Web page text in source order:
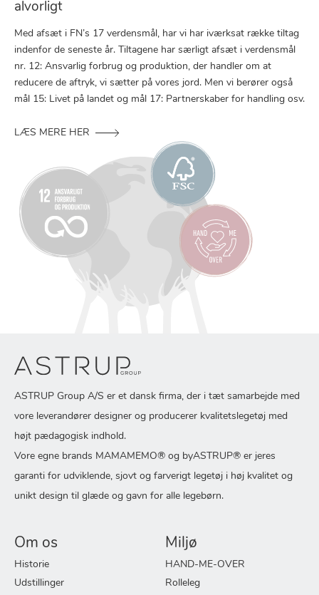
alvorligt
Med afsæt i FN’s 17 verdensmål, har vi har iværksat række tiltag
indenfor de seneste år. Tiltagene har særligt afsæt i verdensmål
nr. 12: Ansvarlig forbrug og produktion, der handler om at
reducere de aftryk, vi sætter på vores jord. Men vi berører også
mål 15: Livet på landet og mål 17: Partnerskaber for handling osv.
LÆS MERE HER
ASTRUP Group A/S er et dansk firma, der i tæt samarbejde med
vore leverandører designer og producerer kvalitetslegetøj med
højt pædagogisk indhold.
Vore egne brands MAMAMEMO® og byASTRUP® er jeres
garanti for udviklende, sjovt og farverigt legetøj i høj kvalitet og
unikt design til glæde og gavn for alle legebørn.
Om os
Historie
Udstillinger
Miljø
HAND-ME-OVER
Rolleleg